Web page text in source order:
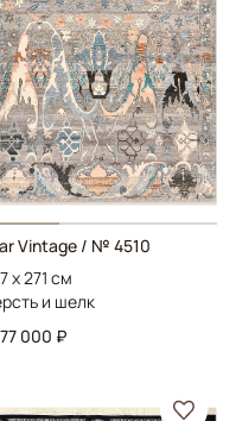
Vintage / № 4510
x 271 см
и шелк
000 ₽